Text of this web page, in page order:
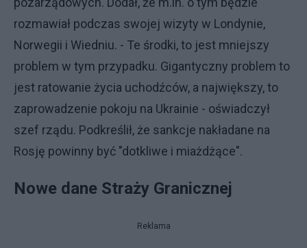
rozmawiał podczas swojej wizyty w Londynie,
Norwegii i Wiedniu. - Te środki, to jest mniejszy
problem w tym przypadku. Gigantyczny problem to
jest ratowanie życia uchodźców, a największy, to
zaprowadzenie pokoju na Ukrainie - oświadczył
szef rządu. Podkreślił, że sankcje nakładane na
Rosję powinny być "dotkliwe i miażdżące".
Nowe dane Straży Granicznej
Reklama